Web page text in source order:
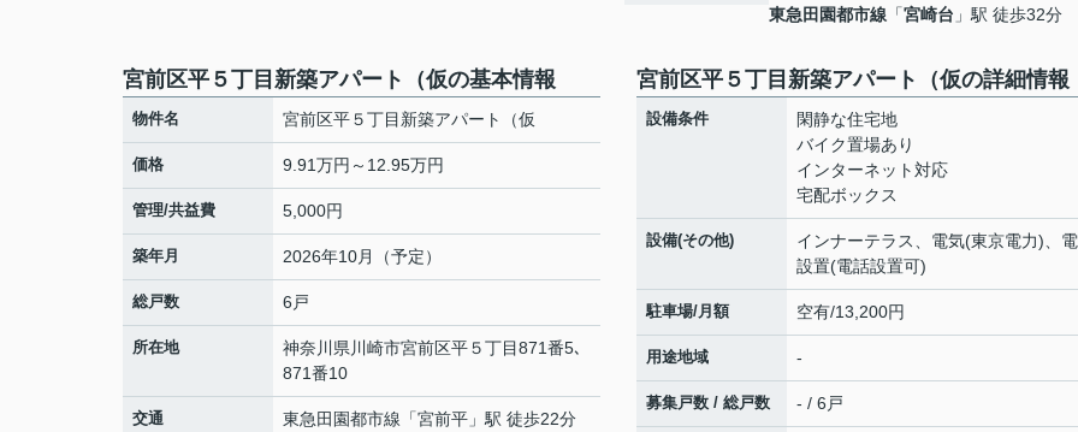
東急田園都市線 「宮崎台 」駅 徒歩32分
宮前区平５丁目新築アパート（仮の基本情報
物件名 宮前区平５丁目新築アパート（仮
価格 9.91万円～12.95万円
管理/共益費 5,000円
築年月 2026年10月（予定）
総戸数 6戸
所在地 神奈川県 川崎市宮前区平５丁目871番5､
871番10
交通 東急田園都市線 「宮前平 」駅 徒歩22分
宮前区平５丁目新築アパート（仮の詳細情報
設備条件
閑静な住宅地
バイク置場あり
インターネット対応
宅配ボックス
設備(その他)
インナーテラス、電気(東京電力)、
設置(電話設置可)
駐車場/月額 空有/13,200円
用途地域 -
募集戸数 / 総戸数 - / 6戸